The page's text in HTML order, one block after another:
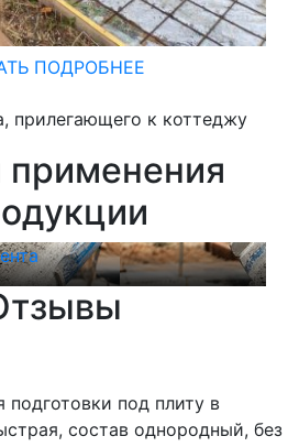
ПОДРОБНЕЕ
прилегающего к коттеджу
подготовки под плиту в
состав однородный, без